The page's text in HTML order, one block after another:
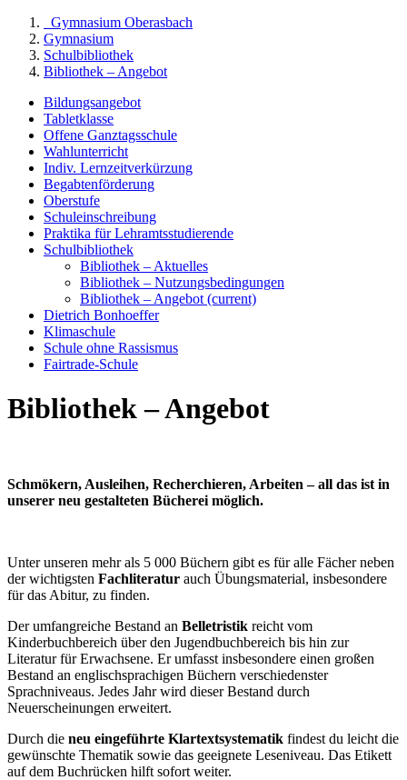
Gymnasium Oberasbach
Gymnasium
Schulbibliothek
Bibliothek – Angebot
Bildungsangebot
Tabletklasse
Offene Ganztagsschule
Wahlunterricht
Indiv. Lernzeitverkürzung
Begabtenförderung
Oberstufe
Schuleinschreibung
Praktika für Lehramtsstudierende
Schulbibliothek
Bibliothek – Aktuelles
Bibliothek – Nutzungsbedingungen
Bibliothek – Angebot (current)
Dietrich Bonhoeffer
Klimaschule
Schule ohne Rassismus
Fairtrade-Schule
Bibliothek – Angebot
Schmökern, Ausleihen, Recherchieren, Arbeiten – all das ist in
unserer neu gestalteten Bücherei möglich.
Unter unseren mehr als 5 000 Büchern gibt es für alle Fächer neben
der wichtigsten Fachliteratur auch Übungsmaterial, insbesondere
für das Abitur, zu finden.
Der umfangreiche Bestand an Belletristik reicht vom
Kinderbuchbereich über den Jugendbuchbereich bis hin zur
Literatur für Erwachsene. Er umfasst insbesondere einen großen
Bestand an englischsprachigen Büchern verschiedenster
Sprachniveaus. Jedes Jahr wird dieser Bestand durch
Neuerscheinungen erweitert.
Durch die neu eingeführte Klartextsystematik findest du leicht die
gewünschte Thematik sowie das geeignete Leseniveau. Das Etikett
auf dem Buchrücken hilft sofort weiter.